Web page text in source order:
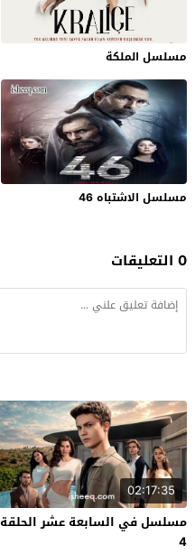
مسلسل الملكة
مسلسل الاشتباه 46
0 التعليقات
02:17:35
مسلسل في السابعة عشر الحلقة
4